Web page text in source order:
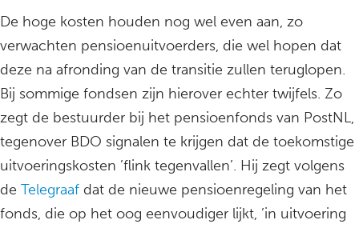
De hoge kosten houden nog wel even aan, zo
verwachten pensioenuitvoerders, die wel hopen dat
deze na afronding van de transitie zullen teruglopen.
Bij sommige fondsen zijn hierover echter twijfels. Zo
zegt de bestuurder bij het pensioenfonds van PostNL,
tegenover BDO signalen te krijgen dat de toekomstige
uitvoeringskosten ’flink tegenvallen’. Hij zegt volgens
de Telegraaf dat de nieuwe pensioenregeling van het
fonds, die op het oog eenvoudiger lijkt, ’in uitvoering